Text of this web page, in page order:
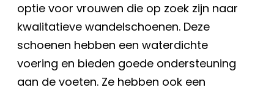
optie voor vrouwen die op zoek zijn naar
kwalitatieve wandelschoenen. Deze
schoenen hebben een waterdichte
voering en bieden goede ondersteuning
aan de voeten. Ze hebben ook een